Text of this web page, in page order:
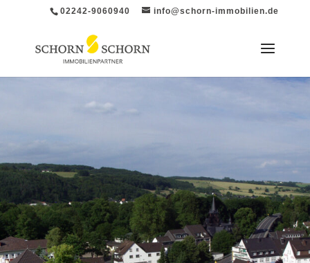
02242-9060940 info@schorn-immobilien.de